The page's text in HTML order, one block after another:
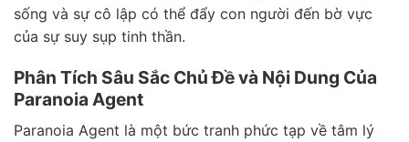
sống và sự cô lập có thể đẩy con người đến bờ vực
của sự suy sụp tinh thần.
Phân Tích Sâu Sắc Chủ Đề và Nội Dung Của
Paranoia Agent
Paranoia Agent là một bức tranh phức tạp về tâm lý